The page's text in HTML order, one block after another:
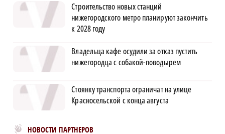
Строительство новых станций
нижегородского метро планируют закончить
к 2028 году
Владельца кафе осудили за отказ пустить
нижегородца с собакой-поводырем
Стоянку транспорта ограничат на улице
Красносельской с конца августа
НОВОСТИ ПАРТНЕРОВ
Новости МирТесен